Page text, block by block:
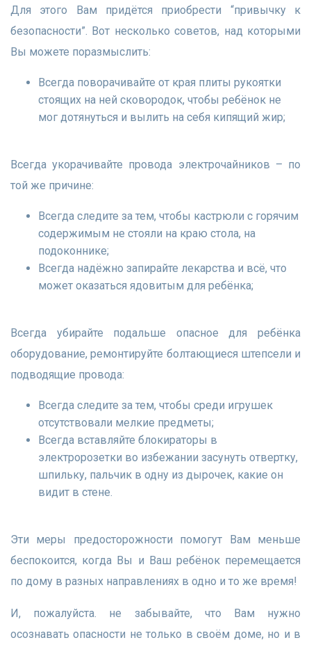
Для этого Вам придётся приобрести “привычку к
безопасности”. Вот несколько советов, над которыми
Вы можете поразмыслить:
Всегда поворачивайте от края плиты рукоятки
стоящих на ней сковородок, чтобы ребёнок не
мог дотянуться и вылить на себя кипящий жир;
Всегда укорачивайте провода электрочайников – по
той же причине:
Всегда следите за тем, чтобы кастрюли с горячим
содержимым не стояли на краю стола, на
подоконнике;
Всегда надёжно запирайте лекарства и всё, что
может оказаться ядовитым для ребёнка;
Всегда убирайте подальше опасное для ребёнка
оборудование, ремонтируйте болтающиеся штепсели и
подводящие провода:
Всегда следите за тем, чтобы среди игрушек
отсутствовали мелкие предметы;
Всегда вставляйте блокираторы в
электророзетки во избежании засунуть отвертку,
шпильку, пальчик в одну из дырочек, какие он
видит в стене.
Эти меры предосторожности помогут Вам меньше
беспокоится, когда Вы и Ваш ребёнок перемещается
по дому в разных направлениях в одно и то же время!
И, пожалуйста. не забывайте, что Вам нужно
осознавать опасности не только в своём доме, но и в